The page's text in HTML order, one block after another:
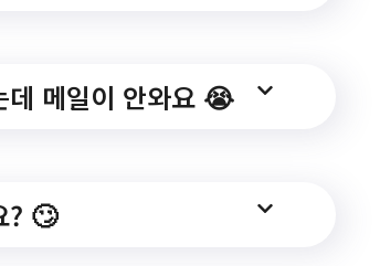
수강생 모집/?
데 메일이 안와요 😭
? 🙄